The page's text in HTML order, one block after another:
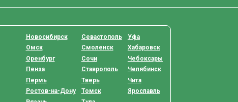
Новосибирск
Омск
Оренбург
Пенза
Пермь
Ростов-на-Дону
Севастополь
Смоленск
Сочи
Ставрополь
Тверь
Томск
Уфа
Хабаровск
Чебоксары
Челябинск
Чита
Ярославль